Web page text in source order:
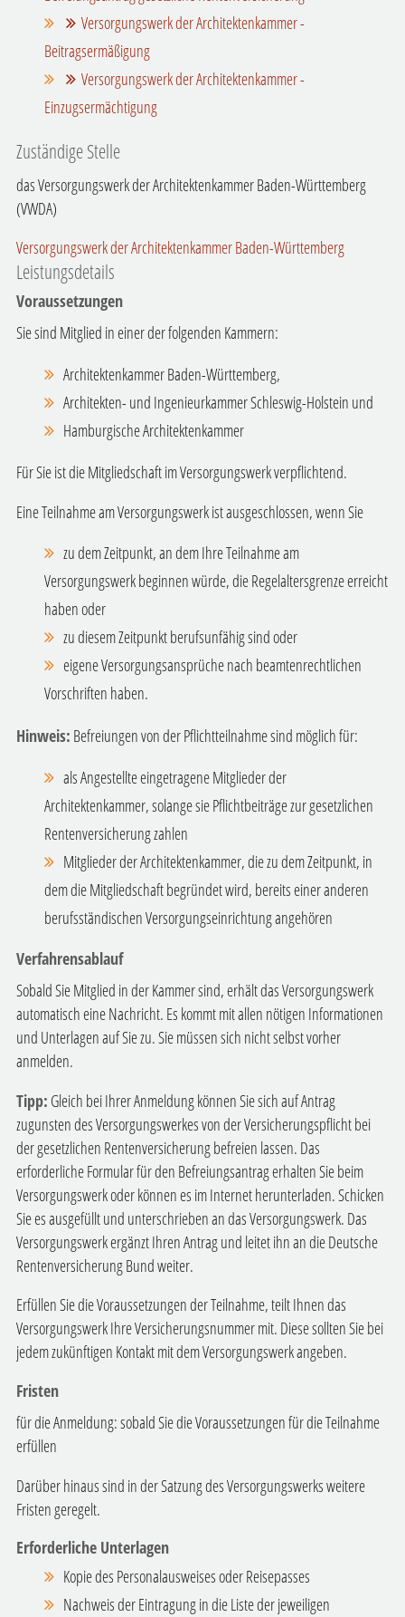
Versorgungswerk der Architektenkammer -
Beitragsermäßigung
Versorgungswerk der Architektenkammer -
Einzugsermächtigung
Zuständige Stelle
das Versorgungswerk der Architektenkammer Baden-Württemberg
(VWDA)
Versorgungswerk der Architektenkammer Baden-Württemberg
Leistungsdetails
Voraussetzungen
Sie sind Mitglied in einer der folgenden Kammern:
Architektenkammer Baden-Württemberg,
Architekten- und Ingenieurkammer Schleswig-Holstein und
Hamburgische Architektenkammer
Für Sie ist die Mitgliedschaft im Versorgungswerk verpflichtend.
Eine Teilnahme am Versorgungswerk ist ausgeschlossen, wenn Sie
zu dem Zeitpunkt, an dem Ihre Teilnahme am
Versorgungswerk beginnen würde, die Regelaltersgrenze erreicht
haben oder
zu diesem Zeitpunkt berufsunfähig sind oder
eigene Versorgungsansprüche nach beamtenrechtlichen
Vorschriften haben.
Hinweis: Befreiungen von der Pflichtteilnahme sind möglich für:
als Angestellte eingetragene Mitglieder der
Architektenkammer, solange sie Pflichtbeiträge zur gesetzlichen
Rentenversicherung zahlen
Mitglieder der Architektenkammer, die zu dem Zeitpunkt, in
dem die Mitgliedschaft begründet wird, bereits einer anderen
berufsständischen Versorgungseinrichtung angehören
Verfahrensablauf
Sobald Sie Mitglied in der Kammer sind, erhält das Versorgungswerk
automatisch eine Nachricht. Es kommt mit allen nötigen Informationen
und Unterlagen auf Sie zu. Sie müssen sich nicht selbst vorher
anmelden.
Tipp: Gleich bei Ihrer Anmeldung können Sie sich auf Antrag
zugunsten des Versorgungswerkes von der Versicherungspflicht bei
der gesetzlichen Rentenversicherung befreien lassen. Das
erforderliche Formular für den Befreiungsantrag erhalten Sie beim
Versorgungswerk oder können es im Internet herunterladen. Schicken
Sie es ausgefüllt und unterschrieben an das Versorgungswerk. Das
Versorgungswerk ergänzt Ihren Antrag und leitet ihn an die Deutsche
Rentenversicherung Bund weiter.
Erfüllen Sie die Voraussetzungen der Teilnahme, teilt Ihnen das
Versorgungswerk Ihre Versicherungsnummer mit. Diese sollten Sie bei
jedem zukünftigen Kontakt mit dem Versorgungswerk angeben.
Fristen
für die Anmeldung: sobald Sie die Voraussetzungen für die Teilnahme
erfüllen
Darüber hinaus sind in der Satzung des Versorgungswerks weitere
Fristen geregelt.
Erforderliche Unterlagen
Kopie des Personalausweises oder Reisepasses
Nachweis der Eintragung in die Liste der jeweiligen